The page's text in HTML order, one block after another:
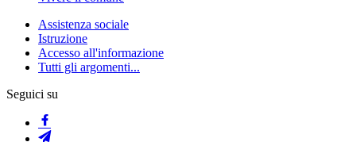
Assistenza sociale
Istruzione
Accesso all'informazione
Tutti gli argomenti...
Seguici su